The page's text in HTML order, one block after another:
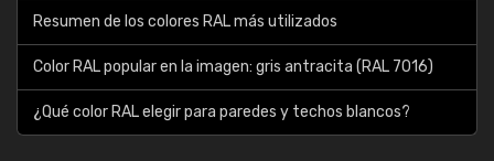
Resumen de los colores RAL más utilizados
Color RAL popular en la imagen: gris antracita (RAL 7016)
¿Qué color RAL elegir para paredes y techos blancos?